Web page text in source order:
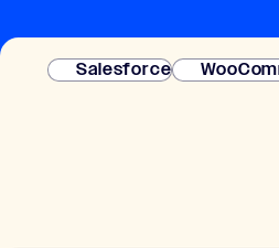
Salesforce